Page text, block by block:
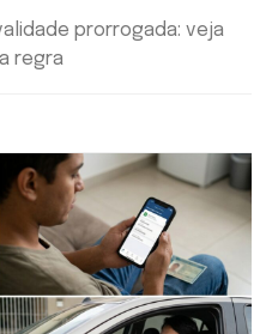
prorrogada: veja
regra